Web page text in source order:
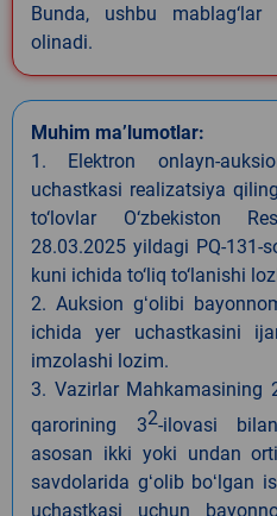
Bunda, ushbu
olinadi.
Muhim ma’lumotlar:
1. Elektron onlayn-
uchastkasi realizatsiya
to‘lovlar O‘zbekiston
28.03.2025 yildagi PQ-
kuni ichida to‘liq to‘lanishi
2. Auksion gʻolibi
ichida yer uchastkasini
imzolashi lozim.
3. Vazirlar Mahkamasining
qarorining 32-ilovasi
asosan ikki yoki undan
savdolarida gʻolib boʻlgan
uchastkasi uchun